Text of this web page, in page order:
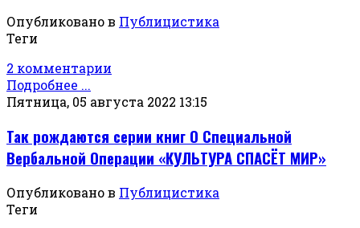
Опубликовано в Публицистика
Теги
2 комментарии
Подробнее ...
Пятница, 05 августа 2022 13:15
Так рождаются серии книг О Специальной
Вербальной Операции «КУЛЬТУРА СПАСЁТ МИР»
Опубликовано в Публицистика
Теги